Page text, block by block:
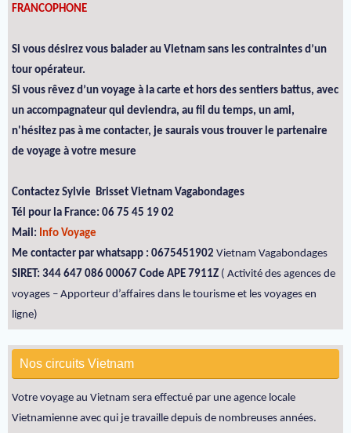
FRANCOPHONE
Si vous désirez vous balader au Vietnam sans les contraintes d’un
tour opérateur.
Si vous rêvez d’un voyage à la carte et hors des sentiers battus, avec
un accompagnateur qui deviendra, au fil du temps, un ami,
n'hésitez pas à me contacter, je saurais vous trouver le partenaire
de voyage à votre mesure
Contactez Sylvie Brisset Vietnam Vagabondages
Tél pour la France: 06 75 45 19 02
Mail: Info Voyage
Me contacter par whatsapp : 0675451902 Vietnam Vagabondages
SIRET: 344 647 086 00067 Code APE 7911Z ( Activité des agences de
voyages – Apporteur d’affaires dans le tourisme et les voyages en
ligne)
Nos circuits Vietnam
Votre voyage au Vietnam sera effectué par une agence locale
Vietnamienne avec qui je travaille depuis de nombreuses années.